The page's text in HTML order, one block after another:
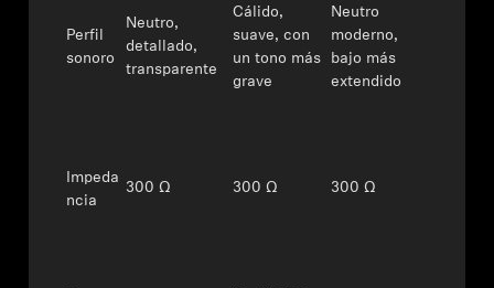
Perfil
sonoro
Neutro,
detallado,
transparente
Cálido,
suave, con
un tono más
grave
Neutro
moderno,
bajo más
extendido
Impeda
ncia
300 Ω 300 Ω 300 Ω